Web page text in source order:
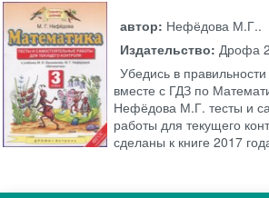
автор: Нефёдова М.Г..
Издательство:Дрофа
Убедись в
вместе с ГДЗ по
Нефёдова М.Г. тесты и
работы для текущего
сделаны к книге 2017